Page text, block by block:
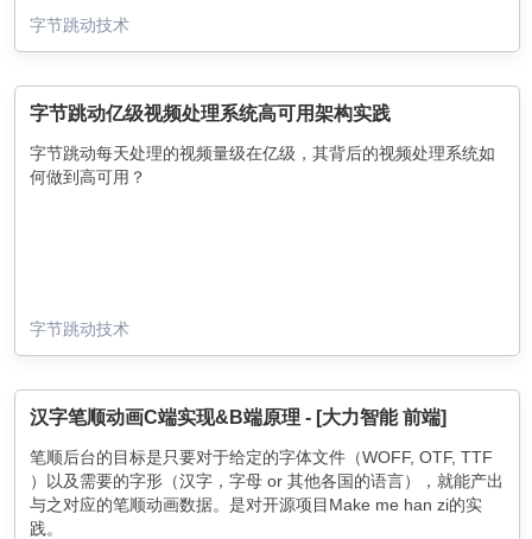
字节跳动技术
字节跳动亿级视频处理系统高可用架构实践
字节跳动每天处理的视频量级在亿级，其背后的视频处理系统如
何做到高可用？
字节跳动技术
汉字笔顺动画C端实现&B端原理 - [大力智能 前端]
笔顺后台的目标是只要对于给定的字体文件（WOFF, OTF, TTF
）以及需要的字形（汉字，字母 or 其他各国的语言），就能产出
与之对应的笔顺动画数据。是对开源项目Make me han zi的实
践。